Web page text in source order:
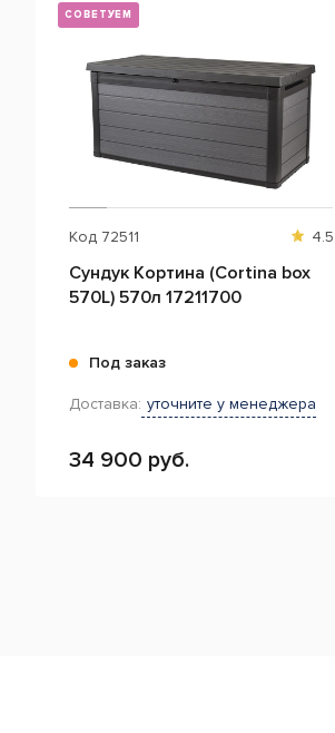
СОВЕТУЕМ
Код 72511 4.5
Сундук Кортина (Cortina box
570L) 570л 17211700
Под заказ
Доставка: уточните у менеджера
34 900 руб.